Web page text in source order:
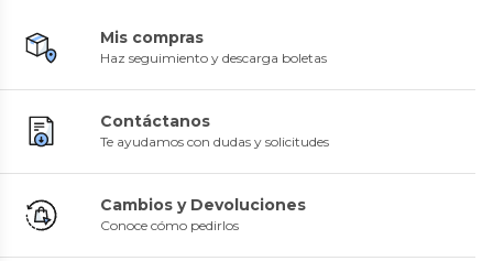
Mis compras
Haz seguimiento y descarga boletas
Contáctanos
Te ayudamos con dudas y solicitudes
Cambios y Devoluciones
Conoce cómo pedirlos